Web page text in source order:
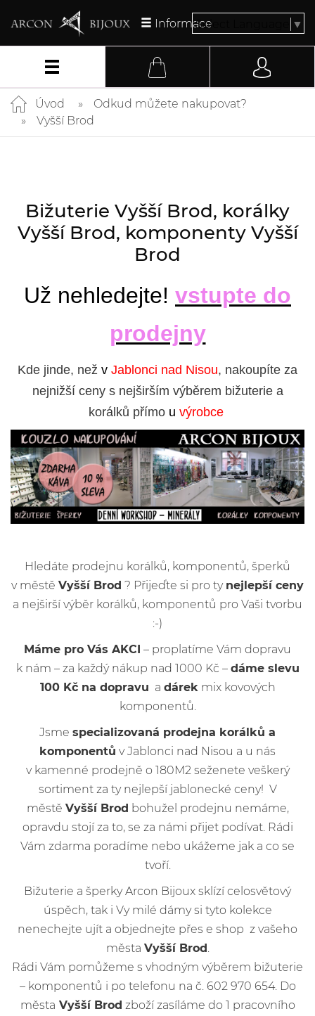
InformaceSelect Language ▼
Úvod
Odkud můžete nakupovat?
Vyšší Brod
Bižuterie Vyšší Brod, korálky
Vyšší Brod, komponenty Vyšší
Brod
Už nehledejte! vstupte do
prodejny
Kde jinde, než v Jablonci nad Nisou, nakoupíte za
nejnižší ceny s nejširším výběrem bižuterie a
korálků přímo u výrobce
Hledáte prodejnu korálků, komponentů, šperků
v městě Vyšší Brod ? Přijeďte si pro ty nejlepší ceny
a nejširší výběr korálků, komponentů pro Vaši tvorbu
:-)
Máme pro Vás AKCI – proplatíme Vám dopravu
k nám – za každý nákup nad 1000 Kč – dáme slevu
100 Kč na dopravu a dárek mix kovových
komponentů.
Jsme specializovaná prodejna korálků a
komponentů v Jablonci nad Nisou a u nás
v kamenné prodejně o 180M2 seženete veškerý
sortiment za ty nejlepší jablonecké ceny! V
městě Vyšší Brod bohužel prodejnu nemáme,
opravdu stojí za to, se za námi přijet podívat. Rádi
Vám zdarma poradíme nebo ukážeme jak a co se
tvoří.
Bižuterie a šperky Arcon Bijoux sklízí celosvětový
úspěch, tak i Vy milé dámy si tyto kolekce
nenechejte ujít a objednejte přes e shop z vašeho
města Vyšší Brod
Rádi Vám pomůžeme s vhodným výběrem bižuterie
– komponentů i po telefonu na č. 602 970 654. Do
města Vyšší Brod zboží zasíláme do 1 pracovního